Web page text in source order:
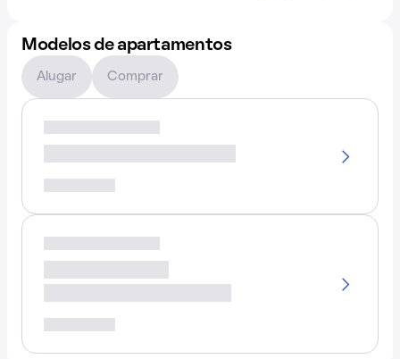
Modelos de apartamentos
Alugar Comprar